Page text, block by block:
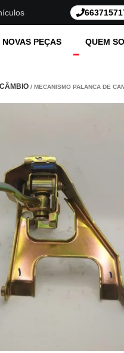
NOVAS PEÇAS QUEM
CÂMBIO / MECANISMO PALANCA DE